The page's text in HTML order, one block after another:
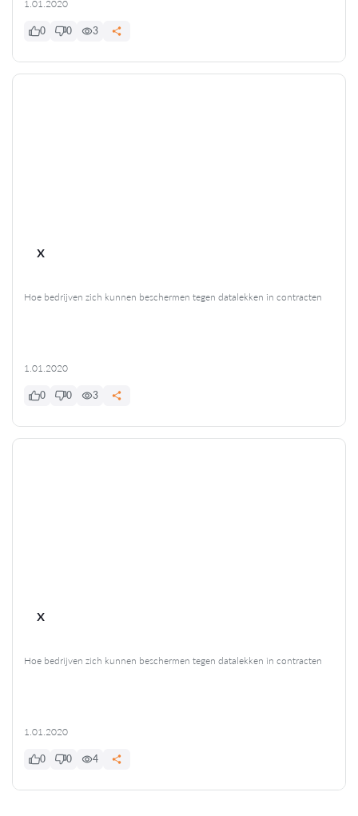
1.01.2020
0 0 3
x
Hoe bedrijven zich kunnen beschermen tegen datalekken in contracten
1.01.2020
0 0 3
x
Hoe bedrijven zich kunnen beschermen tegen datalekken in contracten
1.01.2020
0 0 4